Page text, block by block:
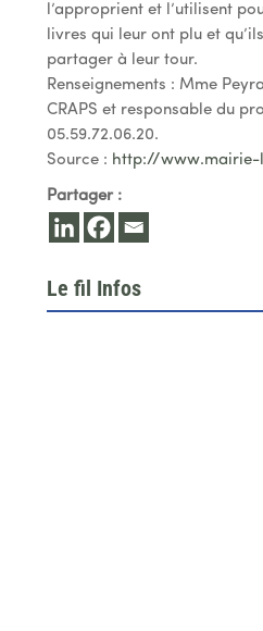
l’approprient et l’utilisent
livres qui leur ont plu et
partager à leur tour.
Renseignements : Mme
CRAPS et responsable du
05.59.72.06.20.
Source : http://www.mairie-
Partager :
Le fil Infos